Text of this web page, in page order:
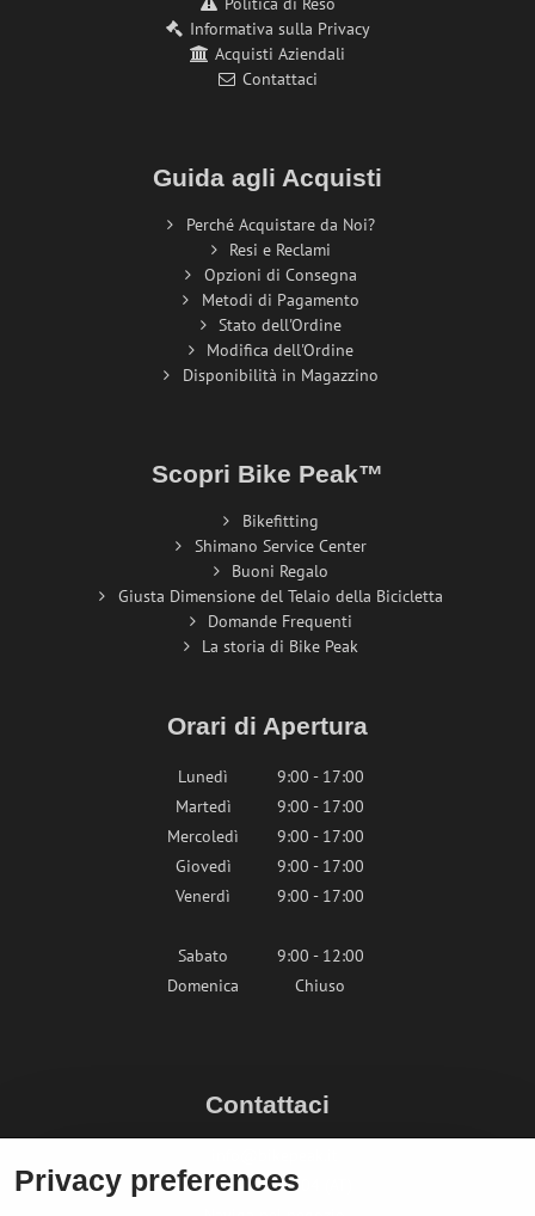
Informativa sulla Privacy
Acquisti Aziendali
Contattaci
Guida agli Acquisti
Perché Acquistare da Noi?
Resi e Reclami
Opzioni di Consegna
Metodi di Pagamento
Stato dell'Ordine
Modifica dell'Ordine
Disponibilità in Magazzino
Scopri Bike Peak™
Bikefitting
Shimano Service Center
Buoni Regalo
Giusta Dimensione del Telaio della Bicicletta
Domande Frequenti
La storia di Bike Peak
Orari di Apertura
Lunedì
9:00 - 17:00
Martedì
9:00 - 17:00
Mercoledì
9:00 - 17:00
Giovedì
9:00 - 17:00
Venerdì
9:00 - 17:00
Sabato
9:00 - 12:00
Domenica
Chiuso
Contattaci
+436764858804 (AT)
Privacy preferences